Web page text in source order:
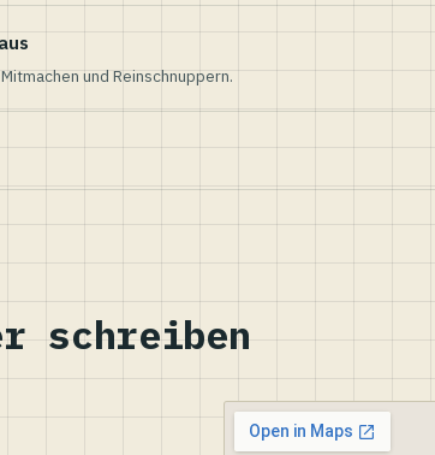
und Reinschnuppern.
schreiben